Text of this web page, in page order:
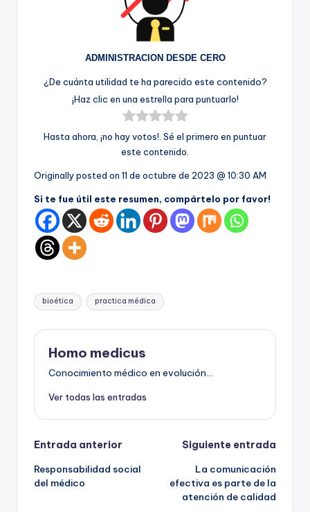
ADMINISTRACION DESDE CERO
¿De cuánta utilidad te ha parecido este contenido?
¡Haz clic en una estrella para puntuarlo!
Hasta ahora, ¡no hay votos!. Sé el primero en puntuar
este contenido.
Originally posted on 11 de octubre de 2023 @ 10:30 AM
Si te fue útil este resumen, compártelo por favor!
Etiquetas:
bioética practica médica
Homo medicus
Conocimiento médico en evolución...
Ver todas las entradas
Navegación
de
Entrada anterior
Responsabilidad social
del médico
Siguiente entrada
La comunicación
efectiva es parte de la
atención de calidad